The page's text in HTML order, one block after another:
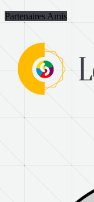
Partenaires Amis